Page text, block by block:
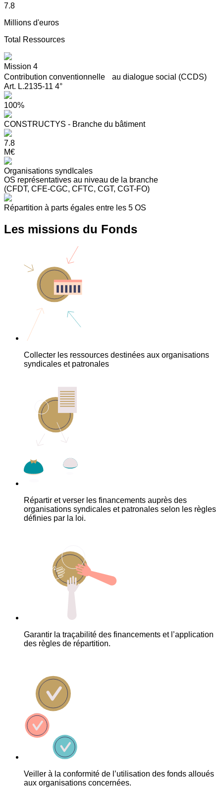
7.8
Millions d'euros
Total Ressources
Mission 4
Contribution conventionnelle au dialogue social (CCDS)
Art. L.2135-11 4°
100%
CONSTRUCTYS - Branche du bâtiment
7.8
M€
Organisations syndIcales
OS représentatives au niveau de la branche
(CFDT, CFE-CGC, CFTC, CGT, CGT-FO)
Répartition à parts égales entre les 5 OS
Les missions du Fonds
Collecter les ressources destinées aux organisations
syndicales et patronales
Répartir et verser les financements auprès des
organisations syndicales et patronales selon les règles
définies par la loi.
Garantir la traçabilité des financements et l’application
des règles de répartition.
Veiller à la conformité de l’utilisation des fonds alloués
aux organisations concernées.